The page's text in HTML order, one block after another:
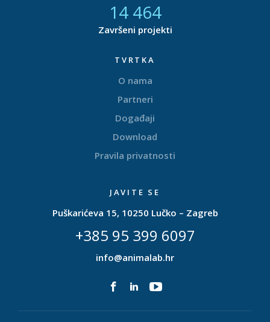
14 866
Završeni projekti
TVRTKA
O nama
Partneri
Događaji
Download
Pravila privatnosti
JAVITE SE
Puškarićeva 15, 10250 Lučko – Zagreb
+385 95 399 6097
info@animalab.hr